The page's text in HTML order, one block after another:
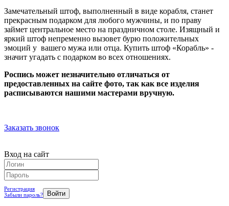
Замечательный штоф, выполненный в виде корабля, станет
прекрасным подарком для любого мужчины, и по праву
займет центральное место на праздничном столе. Изящный и
яркий штоф непременно вызовет бурю положительных
эмоций у вашего мужа или отца. Купить штоф «Корабль» -
значит угадать с подарком во всех отношениях.
Роспись может незначительно отличаться от
предоставленных на сайте фото, так как все изделия
расписываются нашими мастерами вручную.
Заказать звонок
Вход на сайт
Регистрация
Забыли пароль?